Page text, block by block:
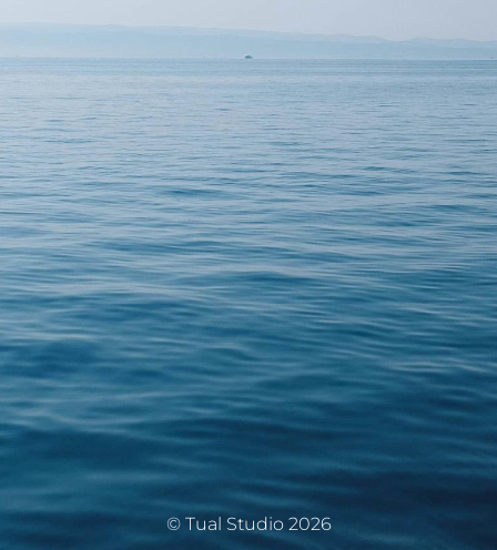
© Tual Studio 2026